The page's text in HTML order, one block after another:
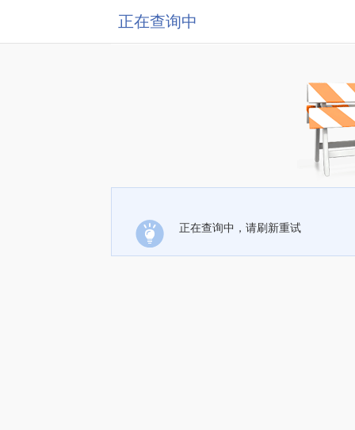
正在查询中
正在查询中，请刷新重试